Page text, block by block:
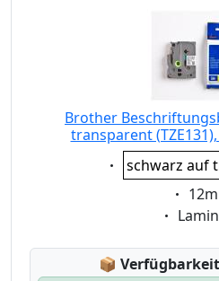
Brother
transparent
Eigenschaft:
schwarz auf
📦 Lagerstatus: